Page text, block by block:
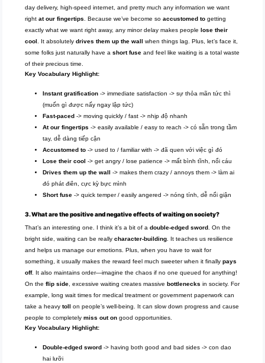
day delivery, high-speed internet, and pretty much any information we want
rightat our fingertips . Because we’ve become soaccustomed to getting
exactly what we want right away, any minor delay makes peoplelose their
cool
. It absolutelydrives them up the wall when things lag. Plus, let’s face it,
some folks just naturally have ashort fuse and feel like waiting is a total waste
of their precious time.
Key Vocabulary Highlight:
Instant gratification -> immediate satisfaction -> sự thỏa mãn tức thì
(muốn gì được nấy ngay lập tức)
Fast-paced -> moving quickly / fast -> nhịp độ nhanh
At our fingertips -> easily available / easy to reach -> có sẵn trong tầm
tay, dễ dàng tiếp cận
Accustomed to -> used to / familiar with -> đã quen với việc gì đó
Lose their cool -> get angry / lose patience -> mất bình tĩnh, nổi cáu
Drives them up the wall -> makes them crazy / annoys them -> làm ai
đó phát điên, cực kỳ bực mình
Short fuse -> quick temper / easily angered -> nóng tính, dễ nổi giận
3. What are the positive and negative effects of waiting on society?
That’s an interesting one. I think it’s a bit of adouble-edged sword . On the
bright side, waiting can be reallycharacter-building . It teaches us resilience
and helps us manage our emotions. Plus, when you have to wait for
something, it usually makes the reward feel much sweeter when it finallypays
off. It also maintains order—imagine the chaos if no one queued for anything!
On theflip side , excessive waiting creates massivebottlenecks in society. For
example, long wait times for medical treatment or government paperwork can
take a heavytoll on people’s well-being. It can slow down progress and cause
people to completelymiss out on good opportunities.
Key Vocabulary Highlight:
Double-edged sword -> having both good and bad sides -> con dao
hai lưỡi